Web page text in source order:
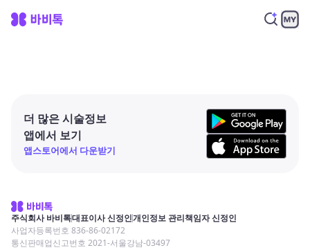
더 많은 시술정보
앱에서 보기
앱스토어에서 다운받기
주식회사 바비톡대표이사 신정인개인정보 관리책임자 신정인
사업자등록번호 836-86-02172
통신판매업신고번호 2021-서울강남-03497